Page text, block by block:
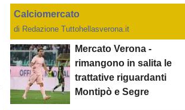
Calciomercato
di Redazione Tuttohellasverona.it
Mercato Verona -
rimangono in salita le
trattative riguardanti
Montipò e Segre